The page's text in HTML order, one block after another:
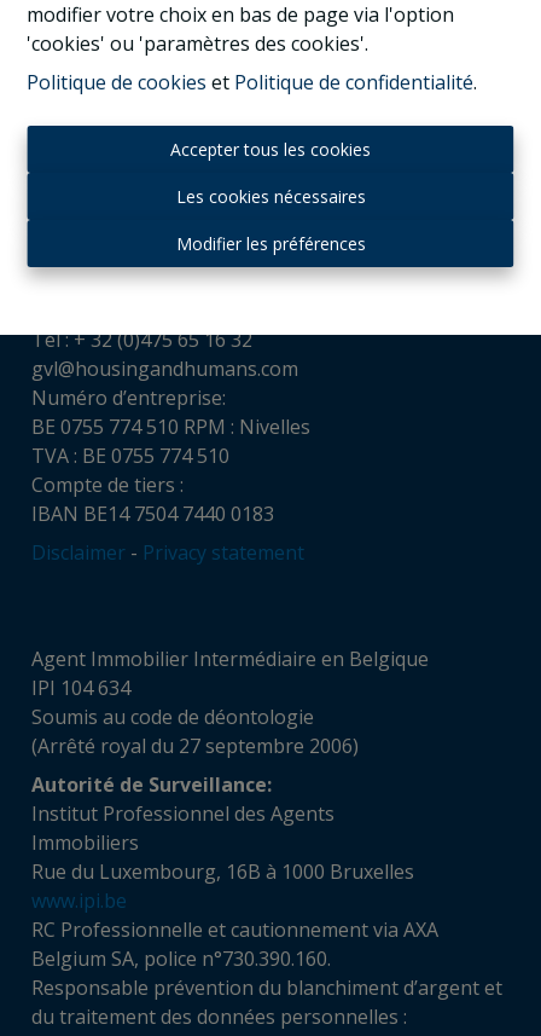
modifier votre choix en bas de page via l'option
'cookies' ou 'paramètres des cookies'.
Politique de cookies et Politique de confidentialité.
Accepter tous les cookies
Les cookies nécessaires
Modifier les préférences
Housing and Humans srl
Chaussée de Louvain, 521
Tél : + 32 (0)475 65 16 32
gvl@housingandhumans.com
Numéro d’entreprise:
BE 0755 774 510 RPM : Nivelles
TVA : BE 0755 774 510
Compte de tiers :
IBAN BE14 7504 7440 0183
Disclaimer - Privacy statement
Agent Immobilier Intermédiaire en Belgique
IPI 104 634
Soumis au code de déontologie
(Arrêté royal du 27 septembre 2006)
Autorité de Surveillance:
Institut Professionnel des Agents
Immobiliers
Rue du Luxembourg, 16B à 1000 Bruxelles
www.ipi.be
RC Professionnelle et cautionnement via AXA
Belgium SA, police n°730.390.160.
Responsable prévention du blanchiment d’argent et
du traitement des données personnelles :